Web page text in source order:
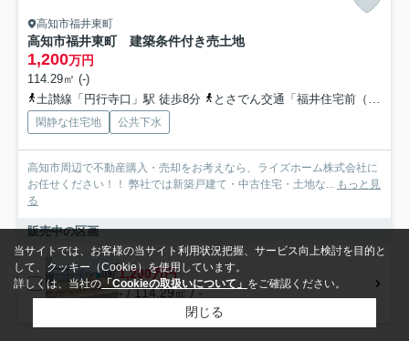
高知市福井東町
高知市福井東町 建築条件付き売土地
1,200万円
114.29㎡ (-)
土讃線「円行寺口」駅 徒歩8分
とさでん交通「福井住宅前（高知県）」バス停下車 徒歩2分
閑静な住宅地 公共下水
高知市周辺で不動産購入・売却をお考えなら、ライズホーム株式会社に
お任せください！！ 弊社では新築戸建て・中古住宅・土地な... もっと見
る
販売中の区画
1,200万円
- / 114.29㎡ / -
当サイトでは、お客様の当サイト利用状況把握、サービス向上検討を目的と
して、クッキー（Cookie）を使用しています。
詳しくは、当社の 「Cookieの取扱いについて」 をご確認ください。
閉じる